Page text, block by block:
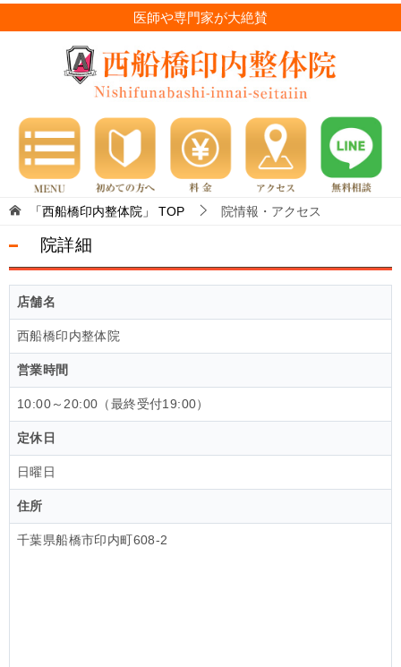
医師や専門家が大絶賛
「西船橋印内整体院」 TOP 院情報・アクセス
院詳細
店舗名
西船橋印内整体院
営業時間
10:00～20:00（最終受付19:00）
定休日
日曜日
住所
千葉県船橋市印内町608-2